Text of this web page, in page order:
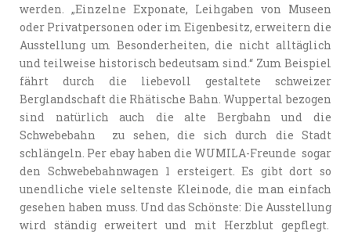
werden. „Einzelne Exponate, Leihgaben von Museen
oder Privatpersonen oder im Eigenbesitz, erweitern die
Ausstellung um Besonderheiten, die nicht alltäglich
und teilweise historisch bedeutsam sind.“ Zum Beispiel
fährt durch die liebevoll gestaltete schweizer
Berglandschaft die Rhätische Bahn. Wuppertal bezogen
sind natürlich auch die alte Bergbahn und die
Schwebebahn zu sehen, die sich durch die Stadt
schlängeln. Per ebay haben die WUMILA-Freunde sogar
den Schwebebahnwagen 1 ersteigert. Es gibt dort so
unendliche viele seltenste Kleinode, die man einfach
gesehen haben muss. Und das Schönste: Die Ausstellung
wird ständig erweitert und mit Herzblut gepflegt.